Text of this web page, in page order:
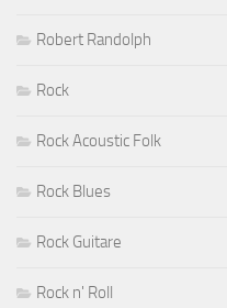
Robert Randolph
Rock
Rock Acoustic Folk
Rock Blues
Rock Guitare
Rock n' Roll